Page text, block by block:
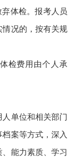
体检。报考人员
况的，按有关规
检费用由个人承
单位和相关部门
案等方式，深入
能力素质、学习